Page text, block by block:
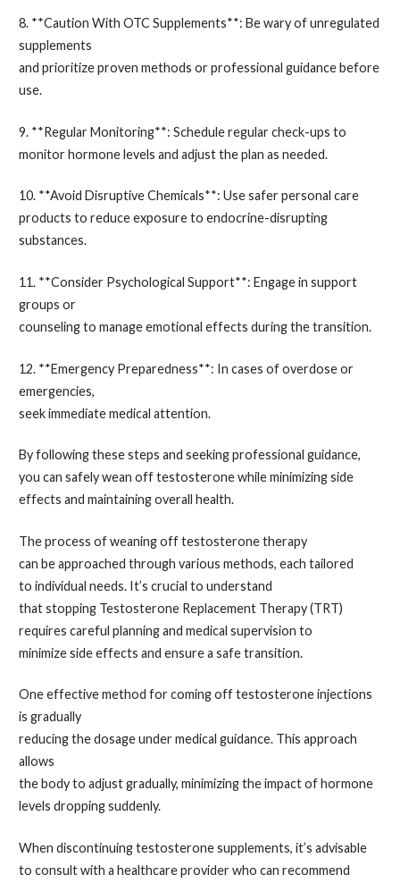
8. **Caution With OTC Supplements**: Be wary of unregulated
supplements
and prioritize proven methods or professional guidance before
use.
9. **Regular Monitoring**: Schedule regular check-ups to
monitor hormone levels and adjust the plan as needed.
10. **Avoid Disruptive Chemicals**: Use safer personal care
products to reduce exposure to endocrine-disrupting
substances.
11. **Consider Psychological Support**: Engage in support
groups or
counseling to manage emotional effects during the transition.
12. **Emergency Preparedness**: In cases of overdose or
emergencies,
seek immediate medical attention.
By following these steps and seeking professional guidance,
you can safely wean off testosterone while minimizing side
effects and maintaining overall health.
The process of weaning off testosterone therapy
can be approached through various methods, each tailored
to individual needs. It’s crucial to understand
that stopping Testosterone Replacement Therapy (TRT)
requires careful planning and medical supervision to
minimize side effects and ensure a safe transition.
One effective method for coming off testosterone injections
is gradually
reducing the dosage under medical guidance. This approach
allows
the body to adjust gradually, minimizing the impact of hormone
levels dropping suddenly.
When discontinuing testosterone supplements, it’s advisable
to consult with a healthcare provider who can recommend